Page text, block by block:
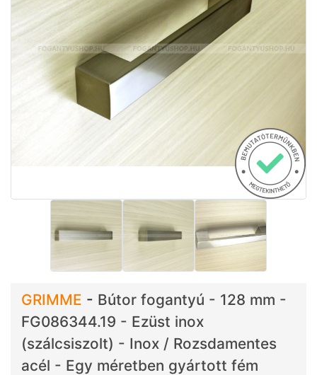
GRIMME - Bútor fogantyú - 128 mm -
FG086344.19 - Ezüst inox
(szálcsiszolt) - Inox / Rozsdamentes
acél - Egy méretben gyártott fém